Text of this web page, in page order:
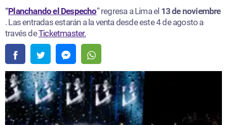
“Planchando el Despecho” regresa a Lima el 13 de noviembre
. Las entradas estarán a la venta desde este 4 de agosto a
través deTicketmaster.